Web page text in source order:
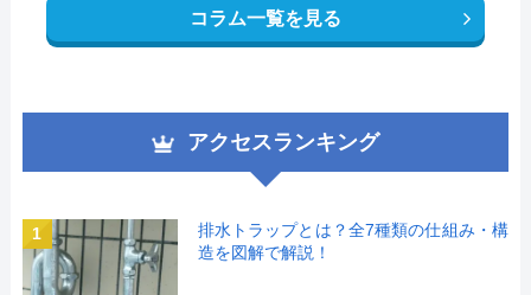
コラム一覧を見る
アクセスランキング
1
排水トラップとは？全7種類の仕組み・構
造を図解で解説！